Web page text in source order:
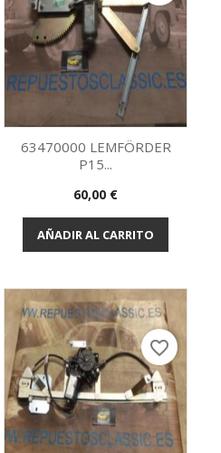
Vista rápida
63470000 LEMFÖRDER
P15...
Precio
60,00 €
AÑADIR AL CARRITO
favorite_border